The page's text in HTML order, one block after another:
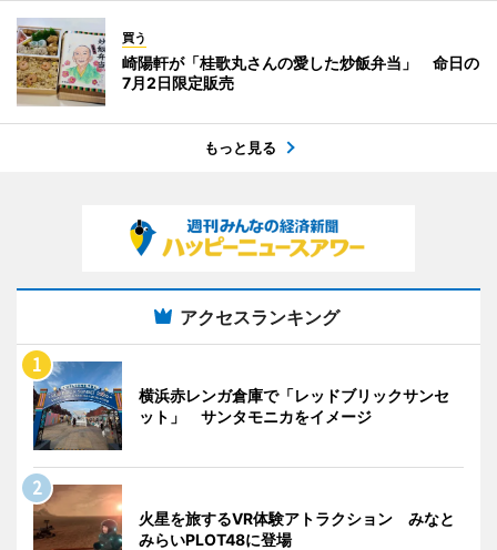
買う
崎陽軒が「桂歌丸さんの愛した炒飯弁当」 命日の
7月2日限定販売
もっと見る
アクセスランキング
横浜赤レンガ倉庫で「レッドブリックサンセ
ット」 サンタモニカをイメージ
火星を旅するVR体験アトラクション みなと
みらいPLOT48に登場